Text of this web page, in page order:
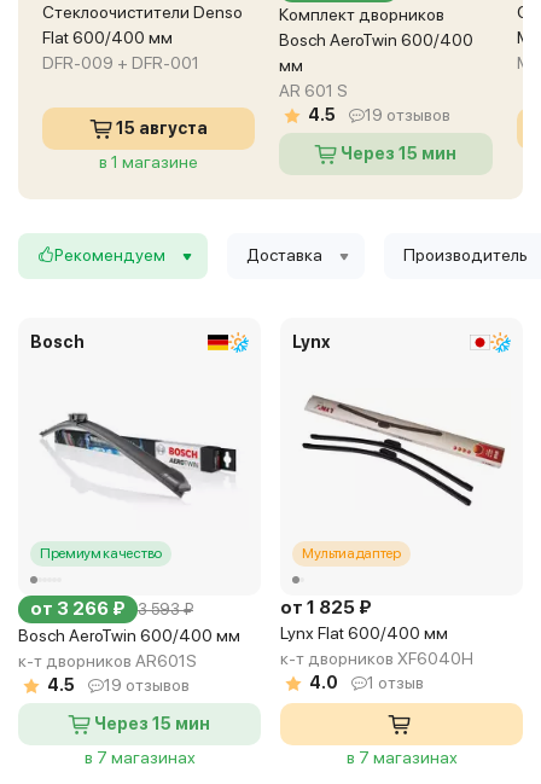
Стеклоочистители Denso
Flat 600/400 мм
DFR-009 + DFR-001
15 августа
в 1 магазине
Комплект дворников
Bosch AeroTwin 600/400
мм
AR 601 S
4.5
19 отзывов
Через 15 мин
Рекомендуем Доставка Производитель
Bosch
Премиум качество
от 3 266 ₽ 3 593 ₽
Bosch AeroTwin 600/400 мм
к-т дворников AR601S
4.5
19 отзывов
Через 15 мин
в 7 магазинах
Lynx
Мультиадаптер
от 1 825 ₽
Lynx Flat 600/400 мм
к-т дворников XF6040H
4.0
1 отзыв
в 7 магазинах